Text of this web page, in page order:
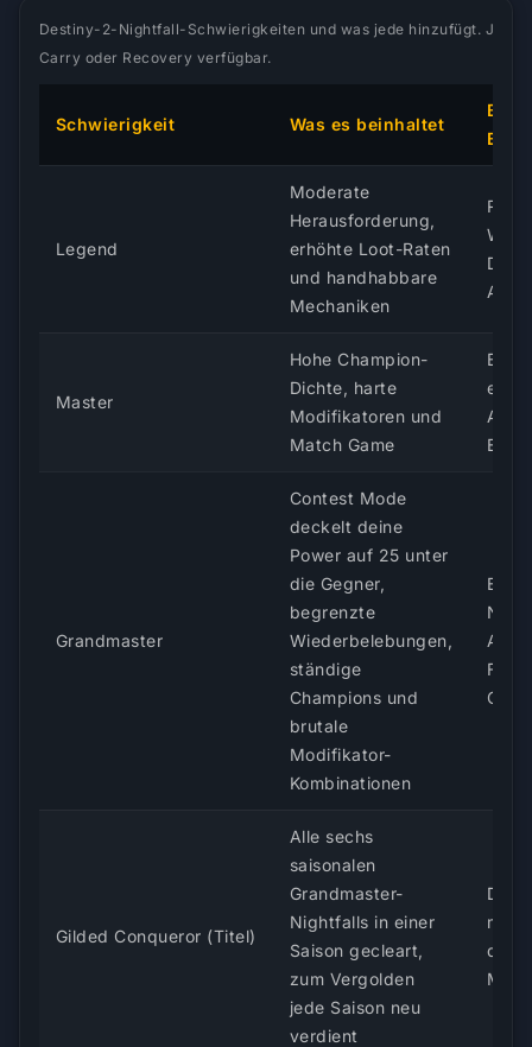
Destiny-2-Nightfall-Schwierigkeiten und was jede hinzufügt. Jede
Carry oder Recovery verfügbar.
Schwierigkeit Was es beinhaltet
Legend
Moderate
Herausforderung,
erhöhte Loot-Raten
und handhabbare
Mechaniken
Master
Hohe Champion-
Dichte, harte
Modifikatoren und
Match Game
Grandmaster
Contest Mode
deckelt deine
Power auf 25 unter
die Gegner,
begrenzte
Wiederbelebungen,
ständige
Champions und
brutale
Modifikator-
Kombinationen
Gilded Conqueror (Titel)
Alle sechs
saisonalen
Grandmaster-
Nightfalls in einer
Saison gecleart,
zum Vergolden
jede Saison neu
verdient
Das
mit
das